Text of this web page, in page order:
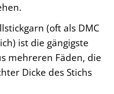
(oft als DMC
ist die gängigste
mehreren Fäden, die
Dicke des Stichs